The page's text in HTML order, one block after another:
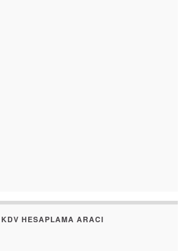
HESAPLAMA ARACI